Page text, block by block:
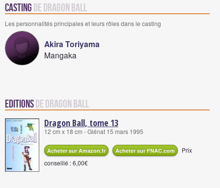
Casting de Dragon Ball
Les personnalités principales et leurs rôles dans le casting
Akira Toriyama
Mangaka
Editionsde Dragon Ball
Dragon Ball, tome 13
12 cm x 18 cm - Glénat 15 mars 1995
Acheter sur Amazon.fr Acheter sur FNAC.com
Prix
conseillé : 6,00€